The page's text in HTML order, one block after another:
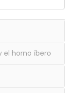
el horno íbero